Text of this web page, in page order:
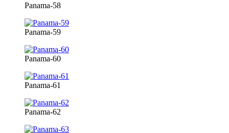
Panama-58
Panama-59
Panama-60
Panama-61
Panama-62